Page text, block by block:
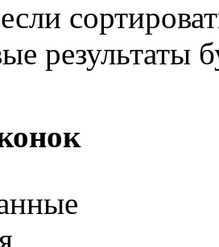
результаты